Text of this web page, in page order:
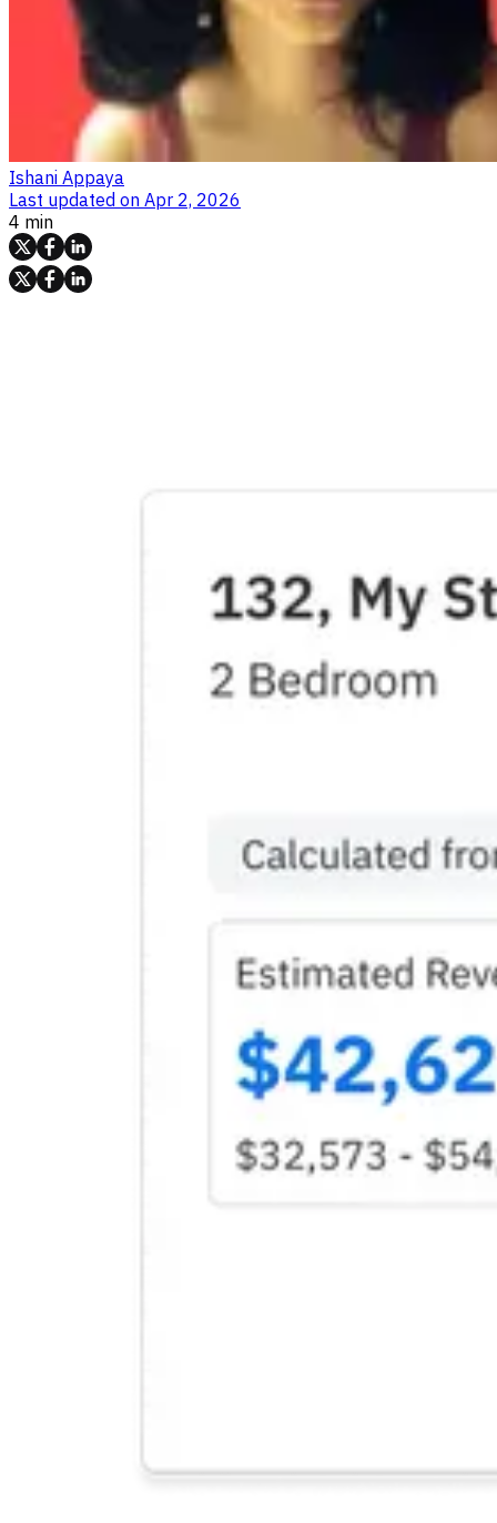
Ishani Appaya
Last updated on Apr 2, 2026
4 min